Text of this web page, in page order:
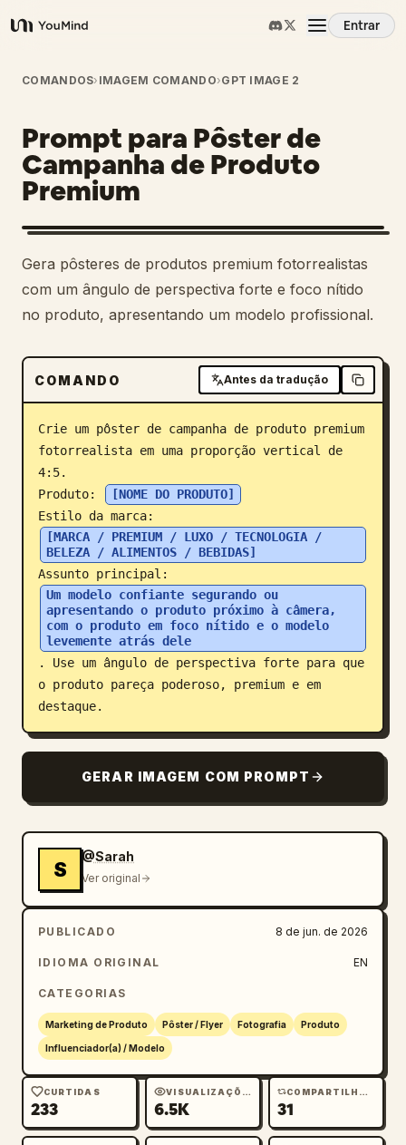
YouMind
Entrar
Visão Geral
Casos de Uso
Habilidades
Prompts
Preços
Baixar
Blog
Atualizações
COMANDOS› IMAGEM COMANDO›GPT IMAGE 2
Prompt para Pôster de
Campanha de Produto
Premium
Gera pôsteres de produtos premium fotorrealistas
com um ângulo de perspectiva forte e foco nítido
no produto, apresentando um modelo profissional.
COMANDO Antes da tradução
Crie um pôster de campanha de produto premium
fotorrealista em uma proporção vertical de
4:5.
Produto:
[NOME DO PRODUTO]
Estilo da marca:
[MARCA / PREMIUM / LUXO / TECNOLOGIA /
BELEZA / ALIMENTOS / BEBIDAS]
Assunto principal:
Um modelo confiante segurando ou
apresentando o produto próximo à câmera,
com o produto em foco nítido e o modelo
levemente atrás dele
. Use um ângulo de perspectiva forte para que
o produto pareça poderoso, premium e em
destaque.
GERAR IMAGEM COM PROMPT
S
@Sarah
Ver original
PUBLICADO 8 de jun. de 2026
IDIOMA ORIGINAL EN
CATEGORIAS
Marketing de Produto Pôster / Flyer Fotografia Produto
Influenciador(a) / Modelo
CURTIDAS
233
VISUALIZAÇÕES
6.5K
COMPARTILHAMENTOS
31